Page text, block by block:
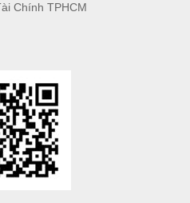
Chính TPHCM